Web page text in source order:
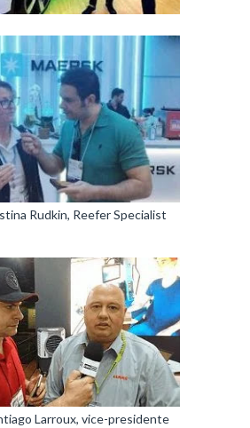
Rudkin, Reefer Specialist
Larroux, vice-presidente